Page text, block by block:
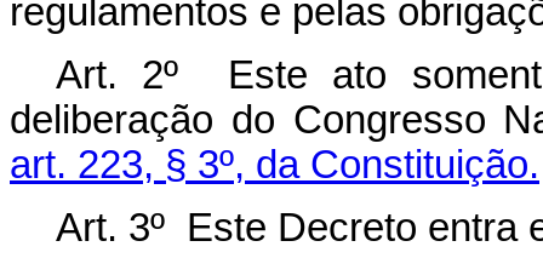
regulamentos e pelas
Art. 2º Este ato
deliberação do Congresso
art. 223, § 3º, da Constituição.
Art. 3º Este Decreto entra